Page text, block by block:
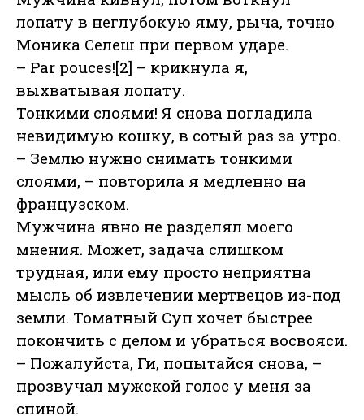
лопату в неглубокую яму, рыча, точно
Моника Селеш при первом ударе.
– Par pouces![2] – крикнула я,
выхватывая лопату.
Тонкими слоями! Я снова погладила
невидимую кошку, в сотый раз за утро.
– Землю нужно снимать тонкими
слоями, – повторила я медленно на
французском.
Мужчина явно не разделял моего
мнения. Может, задача слишком
трудная, или ему просто неприятна
мысль об извлечении мертвецов из-под
земли. Томатный Суп хочет быстрее
покончить с делом и убраться восвояси.
– Пожалуйста, Ги, попытайся снова, –
прозвучал мужской голос у меня за
спиной.